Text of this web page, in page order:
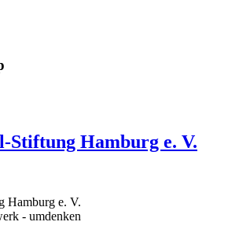
Hamburg e. V.
Hamburg e. V.
- umdenken